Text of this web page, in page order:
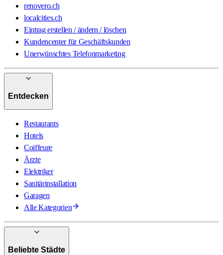
renovero.ch
localcities.ch
Eintrag erstellen / ändern / löschen
Kundencenter für Geschäftskunden
Unerwünschtes Telefonmarketing
Entdecken
Restaurants
Hotels
Coiffeure
Ärzte
Elektriker
Sanitärinstallation
Garagen
Alle Kategorien
Beliebte Städte